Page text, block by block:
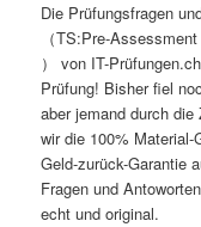
Die Prüfungsfragen
（TS:Pre-
） von IT-
Prüfung! Bisher fiel
aber jemand durch
wir die 100%
Geld-zurück-Garantie
Fragen und
echt und original.